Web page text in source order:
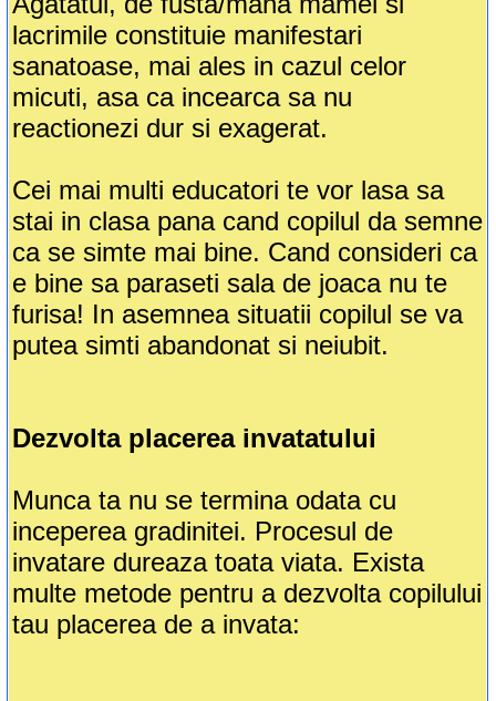
lacrimile constituie manifestari
sanatoase, mai ales in cazul celor
micuti, asa ca incearca sa nu
reactionezi dur si exagerat.
Cei mai multi educatori te vor lasa sa
stai in clasa pana cand copilul da semne
ca se simte mai bine. Cand consideri ca
e bine sa paraseti sala de joaca nu te
furisa! In asemnea situatii copilul se va
putea simti abandonat si neiubit.
Dezvolta placerea invatatului
Munca ta nu se termina odata cu
inceperea gradinitei. Procesul de
invatare dureaza toata viata. Exista
multe metode pentru a dezvolta copilului
tau placerea de a invata: